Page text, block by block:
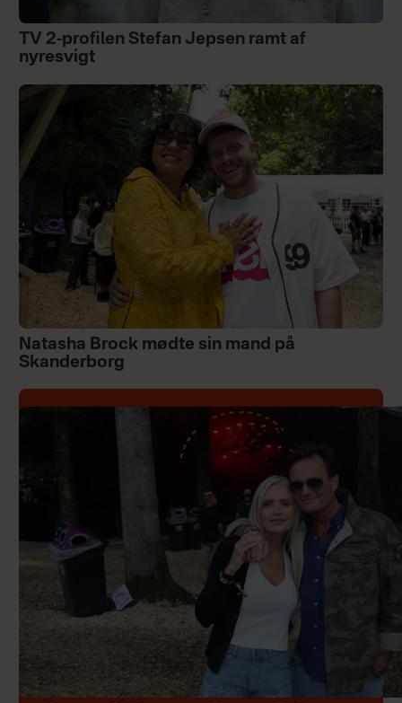
TV 2-profilen Stefan Jepsen ramt af
nyresvigt
Natasha Brock mødte sin mand på
Skanderborg